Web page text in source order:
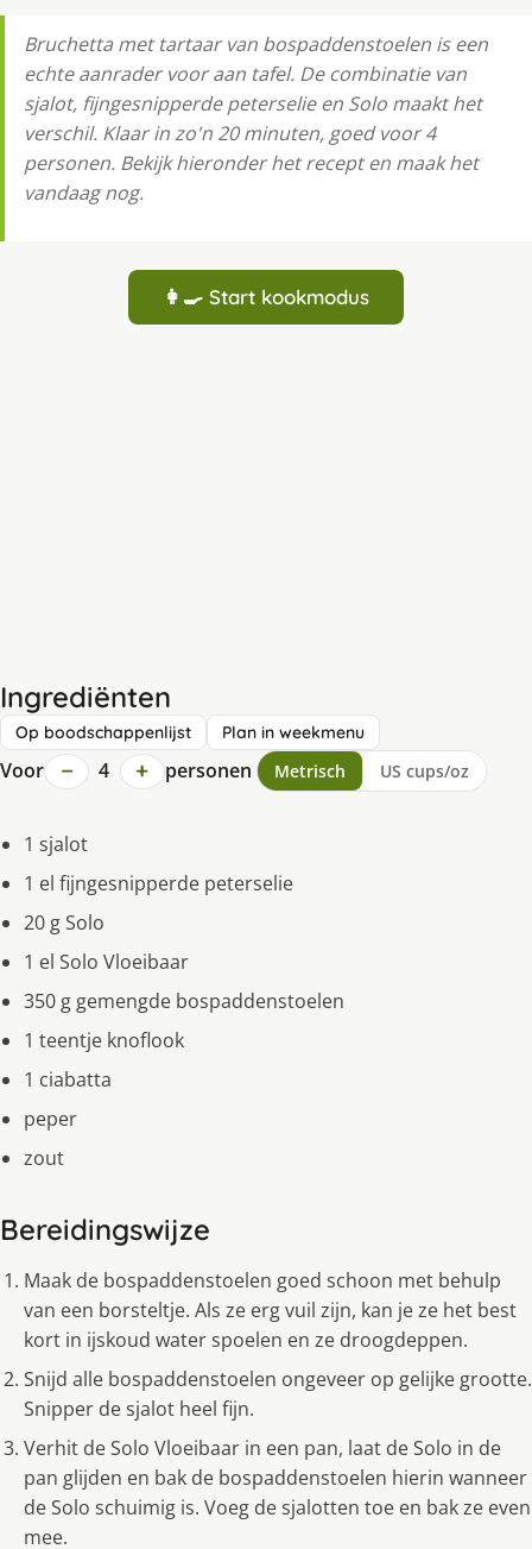
Bruchetta met tartaar van bospaddenstoelen is een
echte aanrader voor aan tafel. De combinatie van
sjalot, fijngesnipperde peterselie en Solo maakt het
verschil. Klaar in zo'n 20 minuten, goed voor 4
personen. Bekijk hieronder het recept en maak het
vandaag nog.
👩‍🍳 Start kookmodus
Ingrediënten
Op boodschappenlijst Plan in weekmenu
Voor − 4 + personen Metrisch US cups/oz
1 sjalot
1 el fijngesnipperde peterselie
20 g Solo
1 el Solo Vloeibaar
350 g gemengde bospaddenstoelen
1 teentje knoflook
1 ciabatta
peper
zout
Bereidingswijze
Maak de bospaddenstoelen goed schoon met behulp
van een borsteltje. Als ze erg vuil zijn, kan je ze het best
kort in ijskoud water spoelen en ze droogdeppen.
Snijd alle bospaddenstoelen ongeveer op gelijke grootte.
Snipper de sjalot heel fijn.
Verhit de Solo Vloeibaar in een pan, laat de Solo in de
pan glijden en bak de bospaddenstoelen hierin wanneer
de Solo schuimig is. Voeg de sjalotten toe en bak ze even
mee.